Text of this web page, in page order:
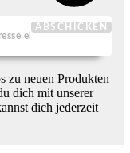
ABSCHICKEN
zu neuen Produkten
dich mit unserer
dich jederzeit